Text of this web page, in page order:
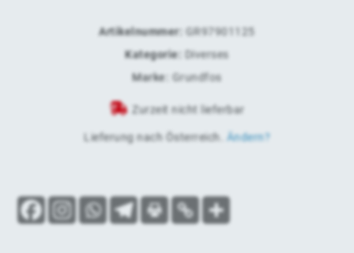
Artikelnummer:
GR97901125
Kategorie:
Diverses
Marke:
Grundfos
Zurzeit nicht lieferbar
Lieferung nach Österreich Ändern?